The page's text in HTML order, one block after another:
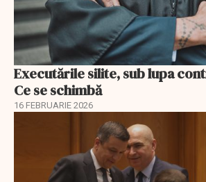
Executările silite, sub lupa
Ce se schimbă
16 FEBRUARIE 2026